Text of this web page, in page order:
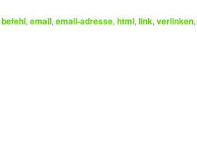
befehl, email, email-adresse, html, link, verlinken,